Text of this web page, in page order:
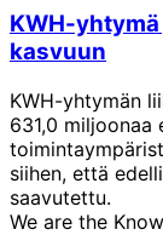
KWH-
kasvuun
KWH-yhtymän
631,0 miljoonaa
siihen, että
saavutettu.
We are the